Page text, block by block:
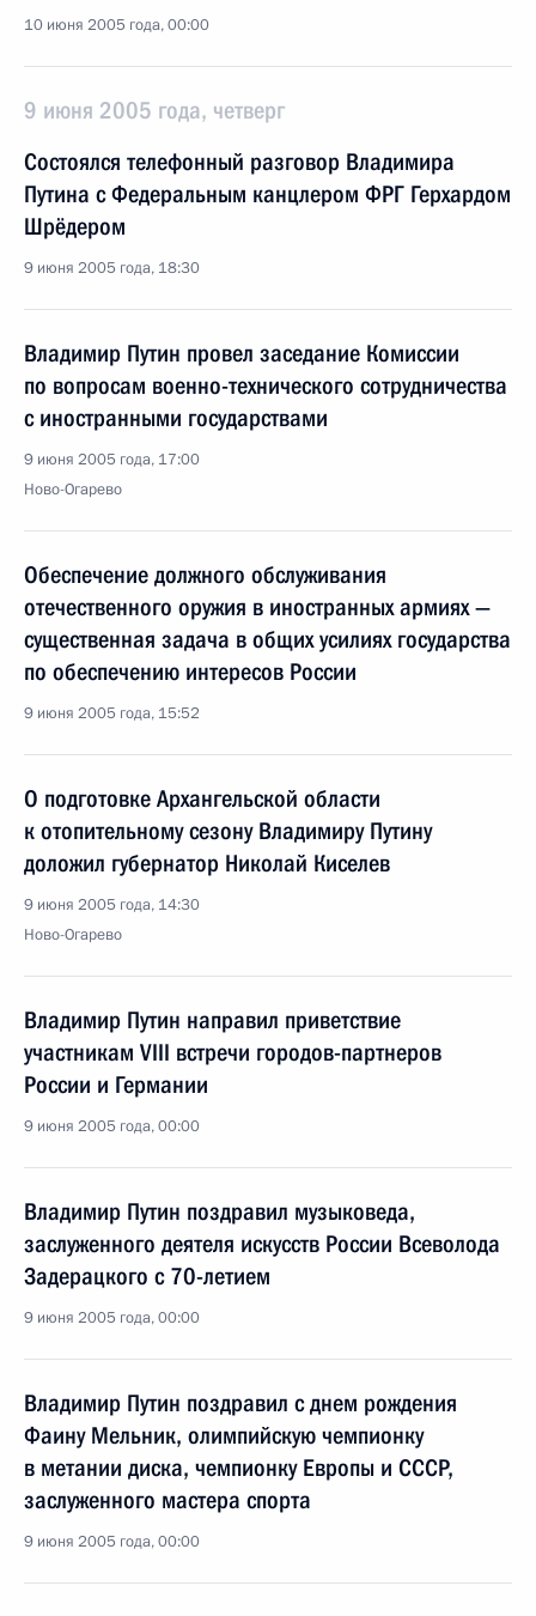
10 июня 2005 года, 00:00
9 июня 2005 года, четверг
Состоялся телефонный разговор Владимира
Путина с Федеральным канцлером ФРГ Герхардом
Шрёдером
9 июня 2005 года, 18:30
Владимир Путин провел заседание Комиссии
по вопросам военно-технического сотрудничества
с иностранными государствами
9 июня 2005 года, 17:00
Ново-Огарево
Обеспечение должного обслуживания
отечественного оружия в иностранных армиях —
существенная задача в общих усилиях государства
по обеспечению интересов России
9 июня 2005 года, 15:52
О подготовке Архангельской области
к отопительному сезону Владимиру Путину
доложил губернатор Николай Киселев
9 июня 2005 года, 14:30
Ново-Огарево
Владимир Путин направил приветствие
участникам VIII встречи городов-партнеров
России и Германии
9 июня 2005 года, 00:00
Владимир Путин поздравил музыковеда,
заслуженного деятеля искусств России Всеволода
Задерацкого с 70-летием
9 июня 2005 года, 00:00
Владимир Путин поздравил с днем рождения
Фаину Мельник, олимпийскую чемпионку
в метании диска, чемпионку Европы и СССР,
заслуженного мастера спорта
9 июня 2005 года, 00:00